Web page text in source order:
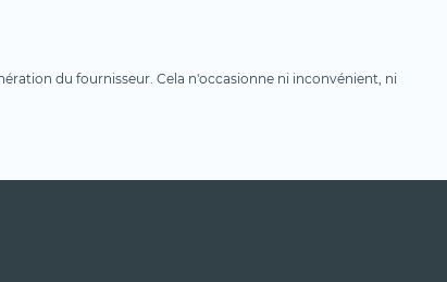
du fournisseur. Cela n'occasionne ni inconvénient, ni